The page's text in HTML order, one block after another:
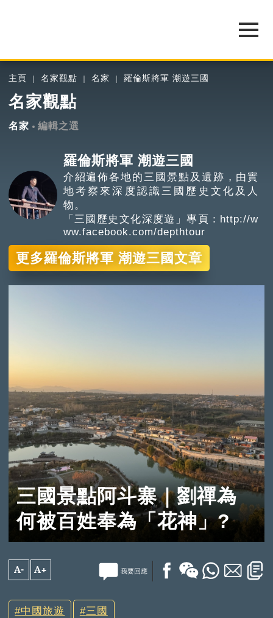
主頁 名家觀點 名家 羅倫斯將軍 潮遊三國
名家觀點
名家 編輯之選
羅倫斯將軍 潮遊三國
介紹遍佈各地的三國景點及遺跡，由實
地考察來深度認識三國歷史文化及人
物。
「三國歷史文化深度遊」專頁： http://w
ww.facebook.com/depthtour
更多羅倫斯將軍 潮遊三國文章
三國景點阿斗寨｜劉禪為
何被百姓奉為「花神」?
A- A+ 我要回應
中國旅遊 三國